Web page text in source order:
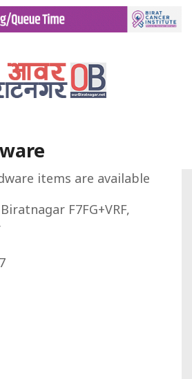
Hardware
items are available
F7FG+VRF,